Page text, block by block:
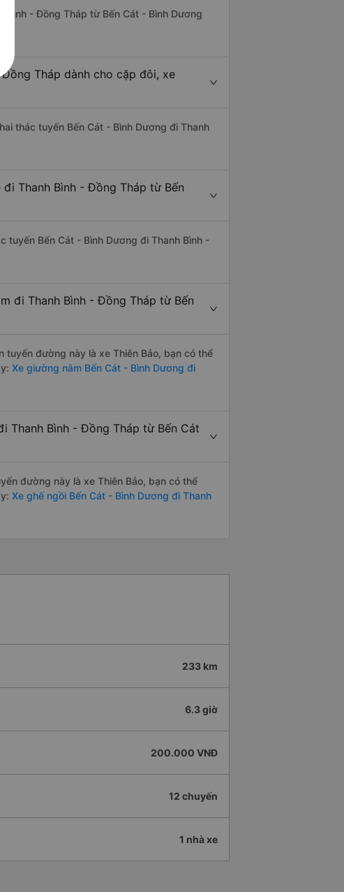
Bình - Đồng Tháp từ Bến Cát - Bình Dương
Tháp dành cho cặp đôi, xe
thác tuyến Bến Cát - Bình Dương đi Thanh
Thanh Bình - Đồng Tháp từ Bến
tuyến Bến Cát - Bình Dương đi Thanh Bình -
đi Thanh Bình - Đồng Tháp từ Bến
tuyến đường này là xe Thiên Bảo, bạn có thể
Xe giường nằm Bến Cát - Bình Dương đi
Thanh Bình - Đồng Tháp từ Bến Cát
đường này là xe Thiên Bảo, bạn có thể
Xe ghế ngồi Bến Cát - Bình Dương đi Thanh
233 km
6.3 giờ
200.000 VNĐ
12 chuyến
1 nhà xe